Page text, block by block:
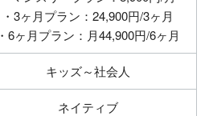
・3ヶ月プラン：24,900円/3ヶ月
・6ヶ月プラン：月44,900円/6ヶ月
キッズ～社会人
ネイティブ